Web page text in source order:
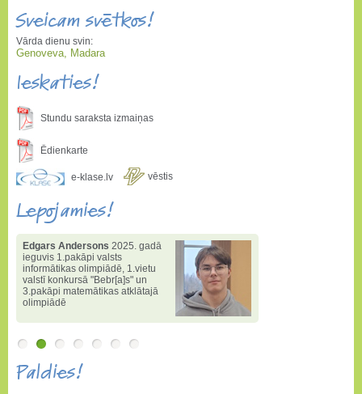
Sveicam svētkos!
Vārda dienu svin:
Genoveva, Madara
Ieskaties!
Stundu saraksta izmaiņas
Ēdienkarte
e-klase.lv vēstis
Lepojamies!
Edgars Andersons 2025. gadā
ieguvis 1.pakāpi valsts
informātikas olimpiādē, 1.vietu
valstī konkursā "Bebr[a]s" un
3.pakāpi matemātikas atklātajā
olimpiādē
Paldies!